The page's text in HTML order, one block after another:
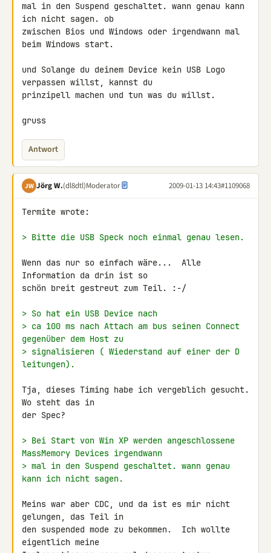
mal in den Suspend geschaltet. wann genau kann
ich nicht sagen. ob
zwischen Bios und Windows oder irgendwann mal
beim Windows start.
und Solange du deinem Device kein USB Logo
verpassen willst, kannst du
prinzipell machen und tun was du willst.
gruss
Antwort
JW Jörg W.(dl8dtl)Moderator 2009-01-13 14:43#1109068
Termite wrote:
> Bitte die USB Speck noch einmal genau lesen.
Wenn das nur so einfach wäre...  Alle
Information da drin ist so
schön breit gestreut zum Teil. :-/
> So hat ein USB Device nach
> ca 100 ms nach Attach am bus seinen Connect
gegenüber dem Host zu
> signalisieren ( Wiederstand auf einer der D
leitungen).
Tja, dieses Timing habe ich vergeblich gesucht.
Wo steht das in
der Spec?
> Bei Start von Win XP werden angeschlossene
MassMemory Devices irgendwann
> mal in den Suspend geschaltet. wann genau
kann ich nicht sagen.
Meins war aber CDC, und da ist es mir nicht
gelungen, das Teil in
den suspended mode zu bekommen.  Ich wollte
eigentlich meine